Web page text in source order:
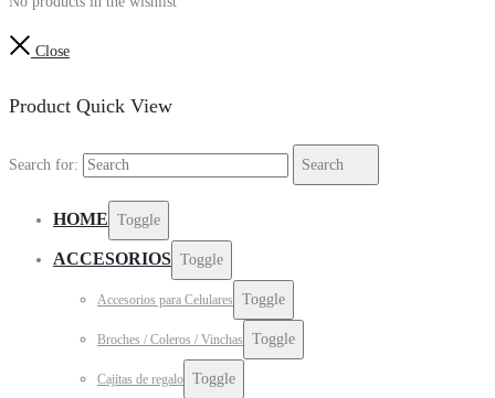
Close
Product Quick View
Search for: Search
HOME Toggle
ACCESORIOS Toggle
Accesorios para Celulares Toggle
Broches / Coleros / Vinchas Toggle
Cajitas de regalo Toggle